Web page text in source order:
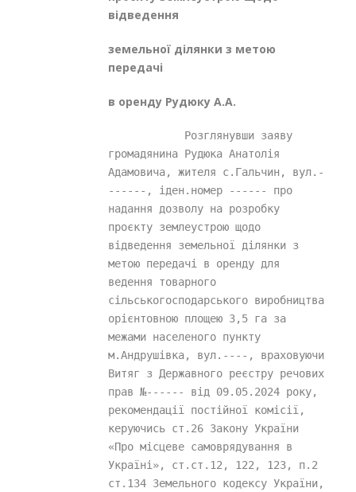
відведення
земельної ділянки з метою
передачі
в оренду Рудюку А.А.
Розглянувши заяву
громадянина Рудюка Анатолія
Адамовича, жителя с.Гальчин, вул.-
------, іден.номер ------ про
надання дозволу на розробку
проєкту землеустрою щодо
відведення земельної ділянки з
метою передачі в оренду для
ведення товарного
сільськогосподарського виробництва
орієнтовною площею 3,5 га за
межами населеного пункту
м.Андрушівка, вул.----, враховуючи
Витяг з Державного реєстру речових
прав №------ від 09.05.2024 року,
рекомендації постійної комісії,
керуючись ст.26 Закону України
«Про місцеве самоврядування в
Україні», ст.ст.12, 122, 123, п.2
ст.134 Земельного кодексу України,